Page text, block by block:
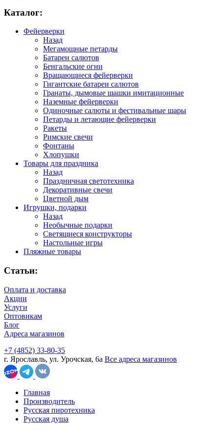
Каталог:
Фейерверки
Назад
Мегамощные петарды
Батареи салютов
Бенгальские огни
Вращающиеся фейерверки
Гигантские батареи салютов
Гранаты, дымовые шашки имитационные
Наземные фейерверки
Одиночные салюты и фестивальные шары
Петарды и летающие фейерверки
Ракеты
Римские свечи
Фонтаны
Хлопушки
Товары для праздника
Назад
Праздничная светотехника
Декоративные свечи
Цветной дым
Игрушки, подарки
Назад
Необычные подарки
Светящиеся конструкторы
Настольные игры
Пляжные товары
Статьи:
Оплата и доставка
Акции
Услуги
Оптовикам
Блог
Адреса магазинов
+7 (4852) 33-80-35
г. Ярославль, ул. Урочская, 6а Все адреса магазинов
Главная
Производитель
Русская пиротехника
Русская душа